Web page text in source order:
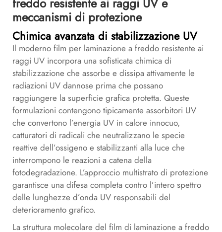
meccanismi di protezione
Chimica avanzata di stabilizzazione UV
Il moderno film per laminazione a freddo resistente ai
raggi UV incorpora una sofisticata chimica di
stabilizzazione che assorbe e dissipa attivamente le
radiazioni UV dannose prima che possano
raggiungere la superficie grafica protetta. Queste
formulazioni contengono tipicamente assorbitori UV
che convertono l’energia UV in calore innocuo,
catturatori di radicali che neutralizzano le specie
reattive dell’ossigeno e stabilizzanti alla luce che
interrompono le reazioni a catena della
fotodegradazione. L’approccio multistrato di protezione
garantisce una difesa completa contro l’intero spettro
delle lunghezze d’onda UV responsabili del
deterioramento grafico.
La struttura molecolare del film di laminazione a freddo